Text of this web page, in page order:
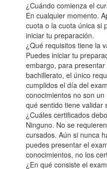
¿Cuándo comienza el
En cualquier momento.
cuota o la cuota única si
iniciar tu preparación.
¿Qué requisitos tiene la
Puedes iniciar tu
embargo, para
bachillerato, el único
cumplidos el día del
conocimientos no son
qué sentido tiene validar
¿Cuáles certificados
Ninguno. No se
cursados. Aún si nunca
puedes presentar el
conocimientos, no los
¿En qué consiste el